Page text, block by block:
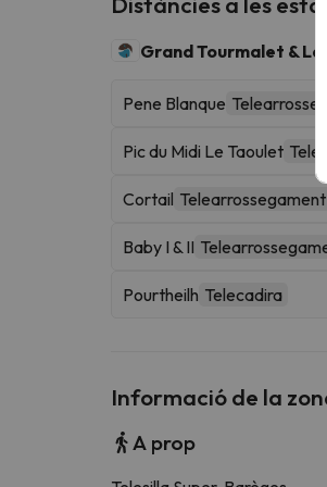
Grand Tourmalet & La
Pene Blanque
Pic du Midi Le Taoulet
Cortail Telearrossegament
Baby I & II
Pourtheilh Telecadira
Informació de la
A prop